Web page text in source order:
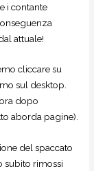
i contante
attuale!
cliccare su
sul desktop.
dopo
aborda pagine).
del spaccato
subito rimossi